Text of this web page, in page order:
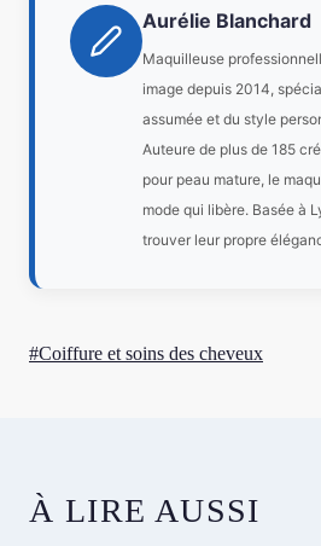
Aurélie Blanchard
Maquilleuse
image depuis 2014,
assumée et du style
Auteure de plus de 185
pour peau mature, le
mode qui libère. Basée à
trouver leur propre
Étiquettes
#Coiffure et soins des cheveux
À LIRE AUSSI